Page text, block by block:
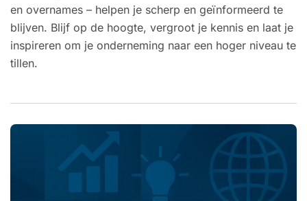
en overnames – helpen je scherp en geïnformeerd te
blijven. Blijf op de hoogte, vergroot je kennis en laat je
inspireren om je onderneming naar een hoger niveau te
tillen.